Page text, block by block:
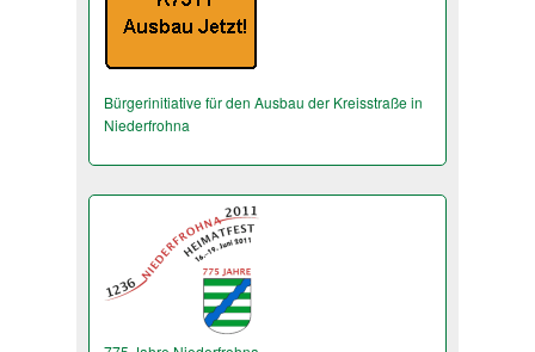
Bürgerinitiative für den Ausbau der Kreisstraße in
Niederfrohna